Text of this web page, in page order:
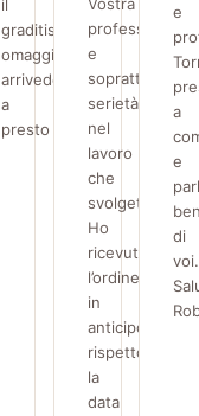
il
graditissimo
omaggio
arrivederci
a
presto
professionalità
e
soprattutto
serietà
nel
lavoro
che
svolgete.
Ho
ricevuto
l’ordine
in
anticipo
rispetto
la
data
e
a
e
di
voi.